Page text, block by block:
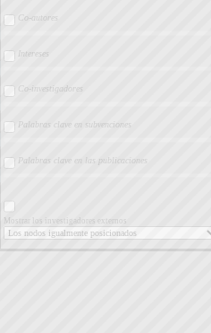
Co-autores
Intereses
Co-investigadores
Palabras clave en subvenciones
Palabras clave en las publicaciones
Mostrar los investigadores externos